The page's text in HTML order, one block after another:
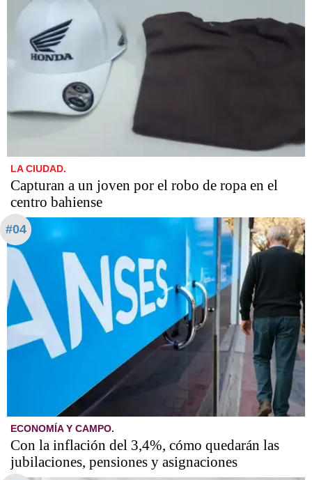
LA CIUDAD.
Capturan a un joven por el robo de ropa en el
centro bahiense
#04
ECONOMÍA Y CAMPO.
Con la inflación del 3,4%, cómo quedarán las
jubilaciones, pensiones y asignaciones